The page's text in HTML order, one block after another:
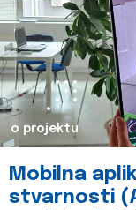
o projektu
Mobilna
stvarnosti